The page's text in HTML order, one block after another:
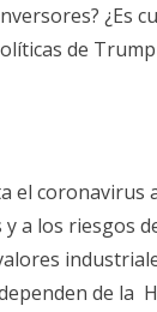
¿Es
de Trump
el coronavirus
a los riesgos
de la